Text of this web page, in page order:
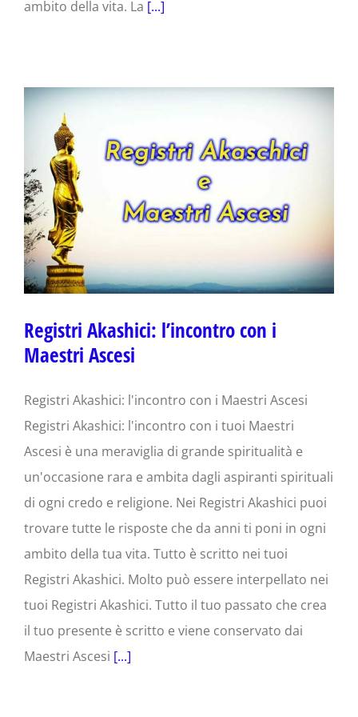
ambito della vita. La [...]
Registri Akashici: l’incontro con i
Maestri Ascesi
Registri Akashici: l'incontro con i Maestri Ascesi
Registri Akashici: l'incontro con i tuoi Maestri
Ascesi è una meraviglia di grande spiritualità e
un'occasione rara e ambita dagli aspiranti spirituali
di ogni credo e religione. Nei Registri Akashici puoi
trovare tutte le risposte che da anni ti poni in ogni
ambito della tua vita. Tutto è scritto nei tuoi
Registri Akashici. Molto può essere interpellato nei
tuoi Registri Akashici. Tutto il tuo passato che crea
il tuo presente è scritto e viene conservato dai
Maestri Ascesi [...]